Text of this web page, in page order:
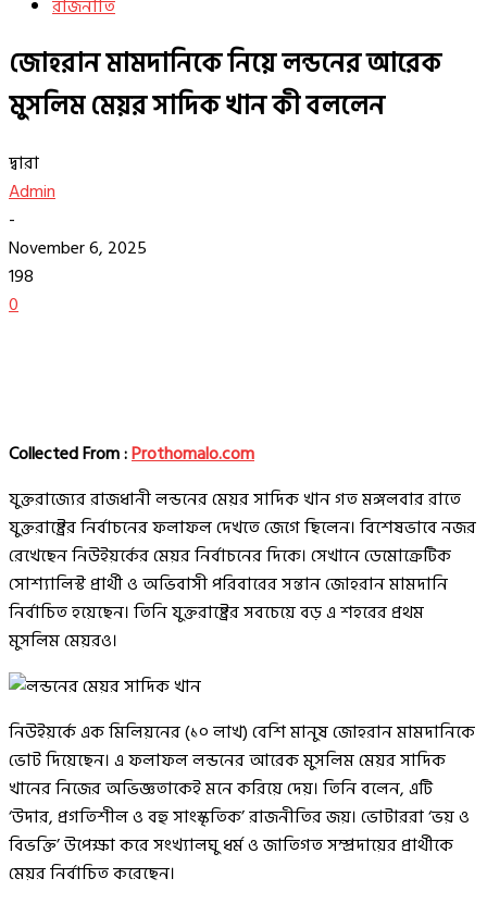
রাজনীতি
জোহরান মামদানিকে নিয়ে লন্ডনের আরেক
মুসলিম মেয়র সাদিক খান কী বললেন
দ্বারা
Admin
-
November 6, 2025
198
0
Collected From :Prothomalo.com
যুক্তরাজ্যের রাজধানী লন্ডনের মেয়র সাদিক খান গত মঙ্গলবার রাতে
যুক্তরাষ্ট্রের নির্বাচনের ফলাফল দেখতে জেগে ছিলেন। বিশেষভাবে নজর
রেখেছেন নিউইয়র্কের মেয়র নির্বাচনের দিকে। সেখানে ডেমোক্রেটিক
সোশ্যালিস্ট প্রার্থী ও অভিবাসী পরিবারের সন্তান জোহরান মামদানি
নির্বাচিত হয়েছেন। তিনি যুক্তরাষ্ট্রের সবচেয়ে বড় এ শহরের প্রথম
মুসলিম মেয়রও।
নিউইয়র্কে এক মিলিয়নের (১০ লাখ) বেশি মানুষ জোহরান মামদানিকে
ভোট দিয়েছেন। এ ফলাফল লন্ডনের আরেক মুসলিম মেয়র সাদিক
খানের নিজের অভিজ্ঞতাকেই মনে করিয়ে দেয়। তিনি বলেন, এটি
‘উদার, প্রগতিশীল ও বহু সাংস্কৃতিক’ রাজনীতির জয়। ভোটাররা ‘ভয় ও
বিভক্তি’ উপেক্ষা করে সংখ্যালঘু ধর্ম ও জাতিগত সম্প্রদায়ের প্রার্থীকে
মেয়র নির্বাচিত করেছেন।